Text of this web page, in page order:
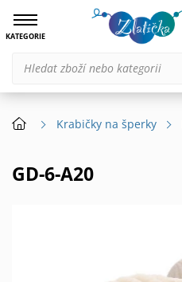
KATEGORIE
Krabičky na šperky
GD-6-A20